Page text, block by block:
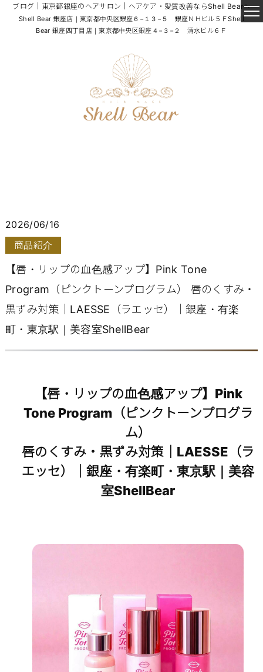
ブログ｜東京都銀座のヘアサロン｜ヘアケア・髪質改善ならShell Bearへ
Shell Bear 銀座店｜東京都中央区銀座６−１３−５ 銀座ＮＨビル５ＦShell
Bear 銀座四丁目店｜東京都中央区銀座４−３−２ 清水ビル６Ｆ
2026/06/16
商品紹介
【唇・リップの血色感アップ】Pink Tone
Program（ピンクトーンプログラム） 唇のくすみ・
黒ずみ対策｜LAESSE（ラエッセ）｜銀座・有楽
町・東京駅｜美容室ShellBear
【唇・リップの血色感アップ】Pink
Tone Program（ピンクトーンプログラ
ム）
唇のくすみ・黒ずみ対策｜LAESSE（ラ
エッセ）｜銀座・有楽町・東京駅｜美容
室ShellBear